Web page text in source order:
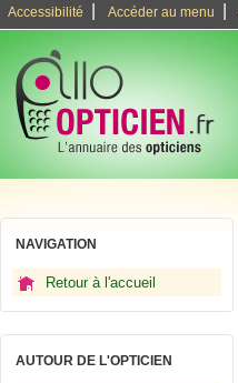
Accessibilité Accéder au menu
NAVIGATION
Retour à l'accueil
AUTOUR DE L'OPTICIEN